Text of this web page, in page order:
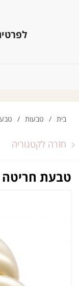
בית / טבעות /
חזרה לקטגוריה
טבעת חריטה